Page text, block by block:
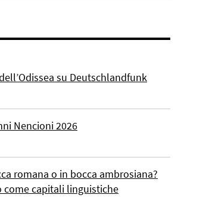
su Deutschlandfunk
Nencioni 2026
romana o in bocca ambrosiana?
come capitali linguistiche